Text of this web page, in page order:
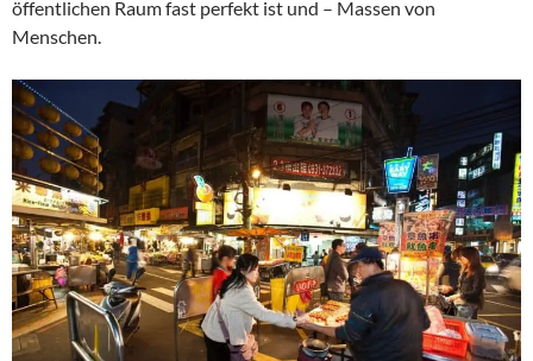
öffentlichen Raum fast perfekt ist und – Massen von
Menschen.